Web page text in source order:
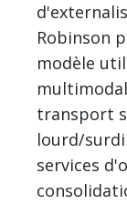
Robinson
modèle
transport
lourd/
services